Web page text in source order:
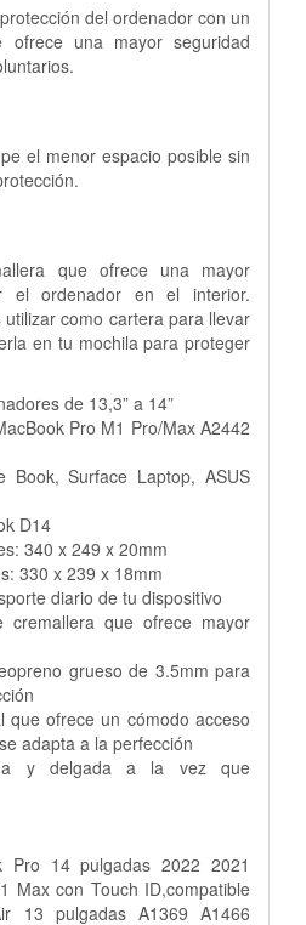
del ordenador con un
una mayor seguridad
el menor espacio posible sin
que ofrece una mayor
el ordenador en el interior.
utilizarcomo cartera para llevar
en tu mochila para proteger
de 13,3” a 14”
Pro M1 Pro/Max A2442
Book, Surface Laptop, ASUS
D14
340 x 249 x 20mm
330 x 239 x 18mm
diario de tu dispositivo
cremallera que ofrece mayor
grueso de 3.5mm para
que ofrece un cómodo acceso
adapta a la perfección
y delgada a la vez que
Pro 14 pulgadas 2022 2021
Max con Touch ID,compatible
13 pulgadas A1369 A1466